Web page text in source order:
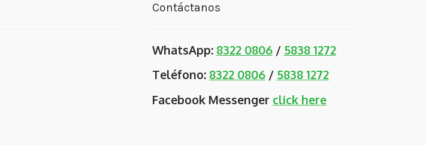
Contáctanos
WhatsApp: 8322 0806/ 5838 1272
Teléfono: 8322 0806/ 5838 1272
Facebook Messenger click here